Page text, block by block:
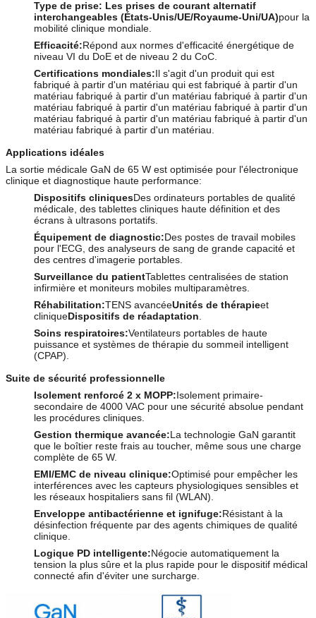
Type de prise: Les prises de courant alternatif
interchangeables (États-Unis/UE/Royaume-Uni/UA)pour la
mobilité clinique mondiale.
Efficacité:Répond aux normes d'efficacité énergétique de
niveau VI du DoE et de niveau 2 du CoC.
Certifications mondiales:Il s'agit d'un produit qui est
fabriqué à partir d'un matériau qui est fabriqué à partir d'un
matériau fabriqué à partir d'un matériau fabriqué à partir d'un
matériau fabriqué à partir d'un matériau fabriqué à partir d'un
matériau fabriqué à partir d'un matériau fabriqué à partir d'un
matériau fabriqué à partir d'un matériau.
Applications idéales
La sortie médicale GaN de 65 W est optimisée pour l'électronique
clinique et diagnostique haute performance:
Dispositifs cliniquesDes ordinateurs portables de qualité
médicale, des tablettes cliniques haute définition et des
écrans à ultrasons portatifs.
Équipement de diagnostic:Des postes de travail mobiles
pour l'ECG, des analyseurs de sang de grande capacité et
des centres d'imagerie portables.
Surveillance du patientTablettes centralisées de station
infirmière et moniteurs mobiles multiparamètres.
Réhabilitation:TENS avancéeUnités de thérapieet
cliniqueDispositifs de réadaptation
Soins respiratoires:Ventilateurs portables de haute
puissance et systèmes de thérapie du sommeil intelligent
(CPAP).
Suite de sécurité professionnelle
Isolement renforcé 2 x MOPP:Isolement primaire-
secondaire de 4000 VAC pour une sécurité absolue pendant
les procédures cliniques.
Gestion thermique avancée:La technologie GaN garantit
que le boîtier reste frais au toucher, même sous une charge
complète de 65 W.
EMI/EMC de niveau clinique:Optimisé pour empêcher les
interférences avec les capteurs physiologiques sensibles et
les réseaux hospitaliers sans fil (WLAN).
Enveloppe antibactérienne et ignifuge:Résistant à la
désinfection fréquente par des agents chimiques de qualité
clinique.
Logique PD intelligente:Négocie automatiquement la
tension la plus sûre et la plus rapide pour le dispositif médical
connecté afin d'éviter une surcharge.